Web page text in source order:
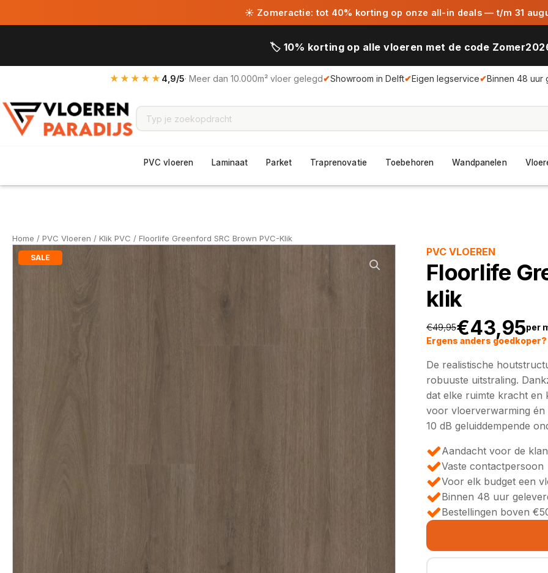
☀ Zomeractie: tot 40% korting op onze all-in deals — t/m 31
🏷️ 10% korting op alle vloeren met de code
★★★★★ 4,9/5· Meer dan 10.000m² vloer gelegd✔Showroom in Delft✔Eigen legservice✔Binnen 48 uur
PVC vloeren Laminaat Parket Traprenovatie Toebehoren Wandpanelen
Home / PVC Vloeren / Klik PVC / Floorlife Greenford SRC Brown PVC-Klik
SALE PVC VLOEREN
Floorlife
klik
€49,95
prijs
was:
€49,95.
€43,95
Huidige
prijs
is:
€43,95.
per
Ergens anders
De realistische
robuuste uitstraling.
dat elke ruimte kracht en
voor vloerverwarming
10 dB geluiddempende
Aandacht voor de
Vaste contactpersoon
Voor elk budget een
Binnen 48 uur
Bestellingen boven